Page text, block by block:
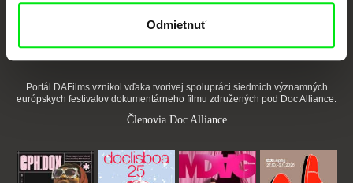
Odmietnuť
Portál DAFilms vznikol vďaka tvorivej spolupráci siedmich významných
európskych festivalov dokumentárneho filmu združených pod Doc Alliance.
Členovia Doc Alliance